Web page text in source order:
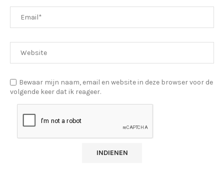
Bewaar mijn naam, email en website in deze browser voor de
volgende keer dat ik reageer.